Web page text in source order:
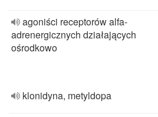
agoniści receptorów alfa-
adrenergicznych działających
ośrodkowo
klonidyna, metyldopa